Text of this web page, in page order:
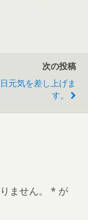
次の投稿
元気を差し上げま
す。
ません。 * が